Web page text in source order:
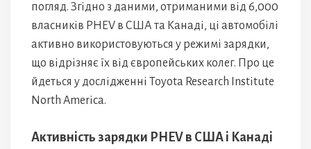
погляд. Згідно з даними, отриманими від 6,000
власників PHEV в США та Канаді, ці автомобілі
активно використовуються у режимі зарядки,
що відрізняє їх від європейських колег. Про це
йдеться у дослідженні Toyota Research Institute
North America.
Активність зарядки PHEV в США і Канаді